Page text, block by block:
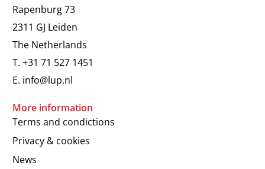
Rapenburg 73
2311 GJ Leiden
The Netherlands
T. +31 71 527 1451
E. info@lup.nl
More information
Terms and condictions
Privacy & cookies
News